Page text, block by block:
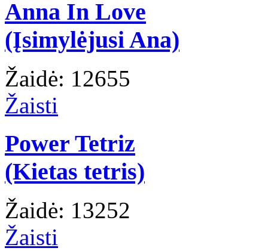
Anna In Love
(Įsimylėjusi Ana)
Žaidė: 12655
Žaisti
Power Tetriz
(Kietas tetris)
Žaidė: 13252
Žaisti